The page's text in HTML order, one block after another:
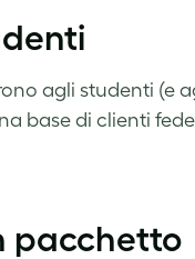
agli studenti (e
base di clienti
pacchetto